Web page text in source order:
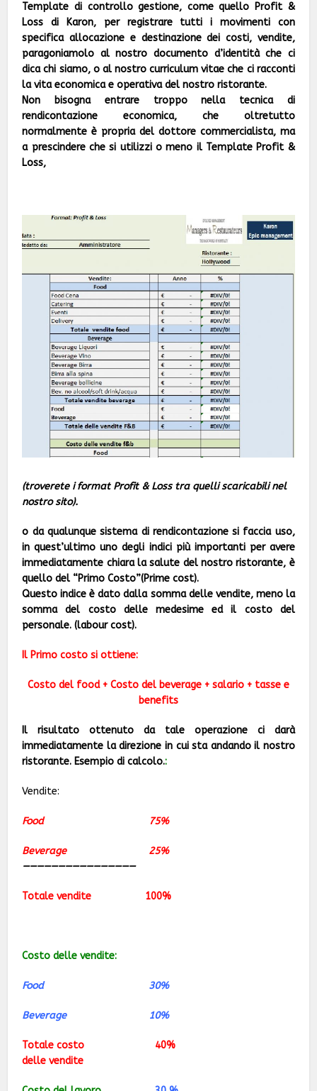
Template di controllo gestione, come quello Profit &
Loss di Karon, per registrare tutti i movimenti con
specifica allocazione e destinazione dei costi, vendite,
paragoniamolo al nostro documento d’identità che ci
dica chi siamo, o al nostro curriculum vitae che ci racconti
la vita economica e operativa del nostro ristorante.
Non bisogna entrare troppo nella tecnica di
rendicontazione economica, che oltretutto
normalmente è propria del dottore commercialista, ma
a prescindere che si utilizzi o meno il Template Profit &
Loss,
(troverete i format Profit & Loss tra quelli scaricabili nel
nostro sito).
o da qualunque sistema di rendicontazione si faccia uso,
in quest’ultimo uno degli indici più importanti per avere
immediatamente chiara la salute del nostro ristorante, è
quello del “Primo Costo”(Prime cost).
Questo indice è dato dalla somma delle vendite, meno la
somma del costo delle medesime ed il costo del
personale. (labour cost).
Il Primo costo si ottiene:
Costo del food + Costo del beverage + salario + tasse e
benefits
Il risultato ottenuto da tale operazione ci darà
immediatamente la direzione in cui sta andando il nostro
ristorante. Esempio di calcolo.:
Vendite:
Food 75%
Beverage 25%
————————————————
Totale vendite 100%
Costo delle vendite:
Food 30%
Beverage 10%
Totale costo 40%
delle vendite